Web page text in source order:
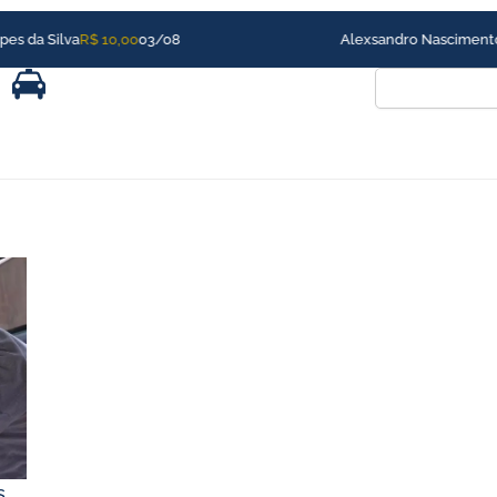
Alexsandro Nascimento dos Reis